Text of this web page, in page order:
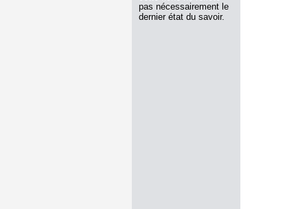
pas nécessairement le
dernier état du savoir.